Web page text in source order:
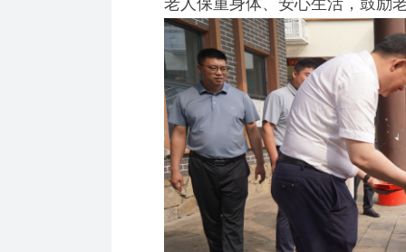
老人保重身体、安心生活，鼓励